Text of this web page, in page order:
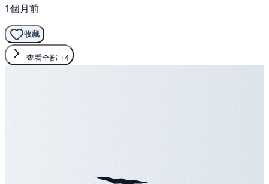
1個月前
收藏
查看全部 +4